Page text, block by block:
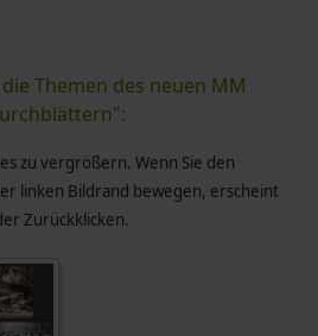
Themen des neuen MM
zu vergrößern. Wenn Sie den
linken Bildrand bewegen, erscheint
Zurückklicken.